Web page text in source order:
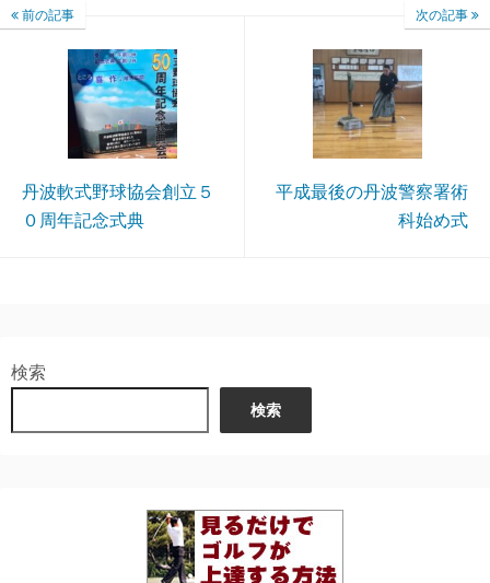
前の記事
丹波軟式野球協会創立５
０周年記念式典
次の記事
平成最後の丹波警察署術
科始め式
検索
検索